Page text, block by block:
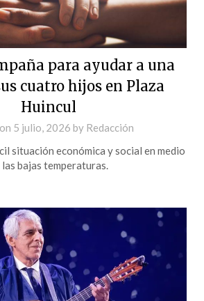
para ayudar a una
cuatro hijos en Plaza
Huincul
5 julio, 2026 by Redacción
situación económica y social en medio
las bajas temperaturas.